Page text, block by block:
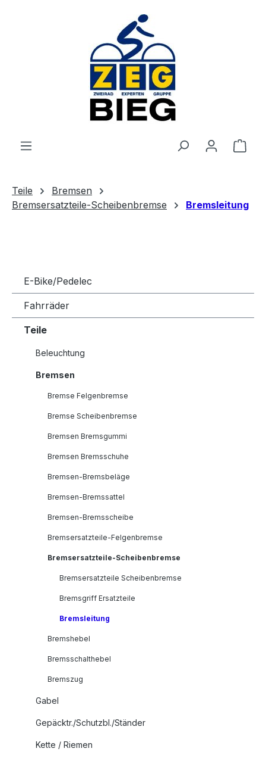
Teile
Bremsen
Bremsersatzteile-Scheibenbremse
Bremsleitung
E-Bike/Pedelec
Fahrräder
Teile
Beleuchtung
Bremsen
Bremse Felgenbremse
Bremse Scheibenbremse
Bremsen Bremsgummi
Bremsen Bremsschuhe
Bremsen-Bremsbeläge
Bremsen-Bremssattel
Bremsen-Bremsscheibe
Bremsersatzteile-Felgenbremse
Bremsersatzteile-Scheibenbremse
Bremsersatzteile Scheibenbremse
Bremsgriff Ersatzteile
Bremsleitung
Bremshebel
Bremsschalthebel
Bremszug
Gabel
Gepäcktr./Schutzbl./Ständer
Kette / Riemen